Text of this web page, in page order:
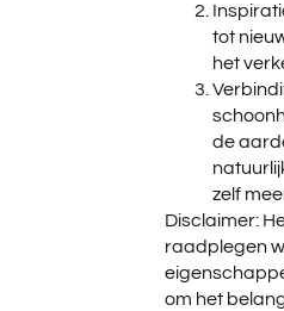
tot
het
de
zelf
Disclaimer:
raadplegen
om het